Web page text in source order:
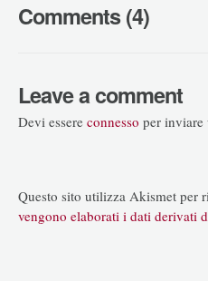
Comments (4)
Leave a comment
Devi essere connesso per inviare
Questo sito utilizza Akismet per
vengono elaborati i dati derivati